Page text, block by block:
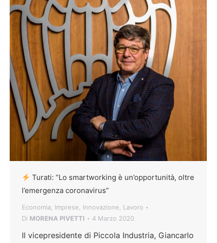
Turati: “Lo smartworking è un’opportunità, oltre
l’emergenza coronavirus”
Economia Imprese Innovazione
Lavoro
Di MORENA PIVETTI 4 Marzo 2020
Il vicepresidente di Piccola Industria, Giancarlo